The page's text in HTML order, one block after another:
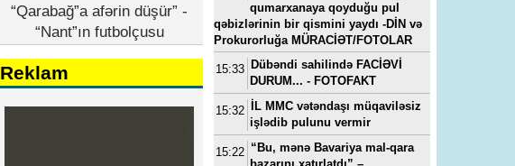
“Qarabağ”a afərin düşür” -
“Nant”ın futbolçusu
Reklam
qumarxanaya qoyduğu pul
qəbizlərinin bir qismini yaydı -DİN və
Prokurorluğa MÜRACİƏT/FOTOLAR
15:33 Dübəndi sahilində FACİƏVİ
DURUM... - FOTOFAKT
15:32
İL MMC vətəndaşı müqaviləsiz
işlədib pulunu vermir
15:22 “Bu, mənə Bavariya mal-qara